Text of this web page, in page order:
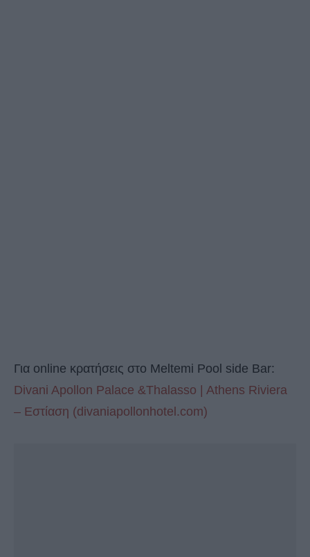
Για online κρατήσεις στο Meltemi Pool side Bar:
Divani Apollon Palace &Thalasso | Athens Riviera
– Εστίαση (divaniapollonhotel.com)